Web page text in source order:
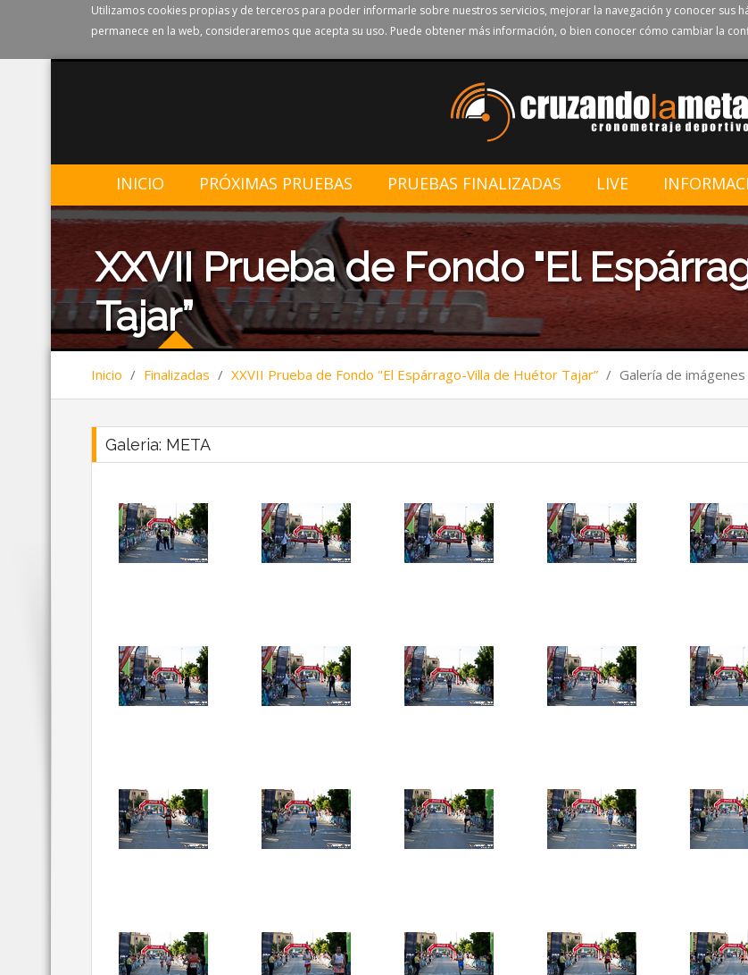
Utilizamos cookies propias y de terceros para poder informarle sobre nuestros servicios, mejorar la navegación y conocer sus
permanece en la web, consideraremos que acepta su uso. Puede obtener más información, o bien conocer cómo cambiar la
INICIO PRÓXIMAS PRUEBAS PRUEBAS FINALIZADAS LIVE
XXVII Prueba de Fondo "El
Tajar”
Inicio / Finalizadas / XXVII Prueba de Fondo "El Espárrago-Villa de Huétor Tajar” / Galería de imágenes
Galeria: META